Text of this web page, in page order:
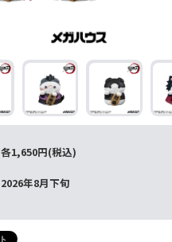
各1,650円(税込)
2026年8月下旬